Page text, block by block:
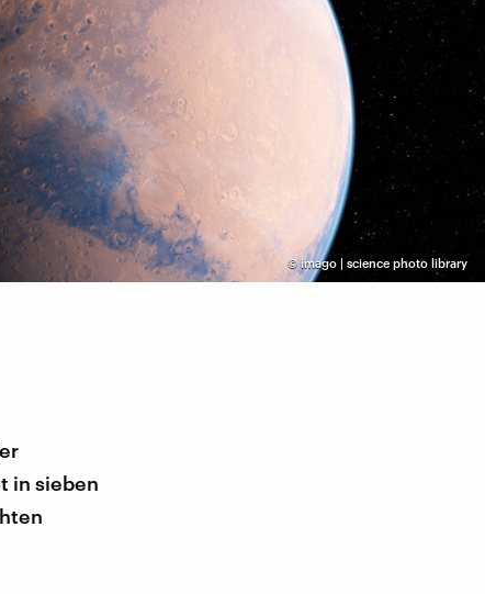
©imago | science photo library
in sieben